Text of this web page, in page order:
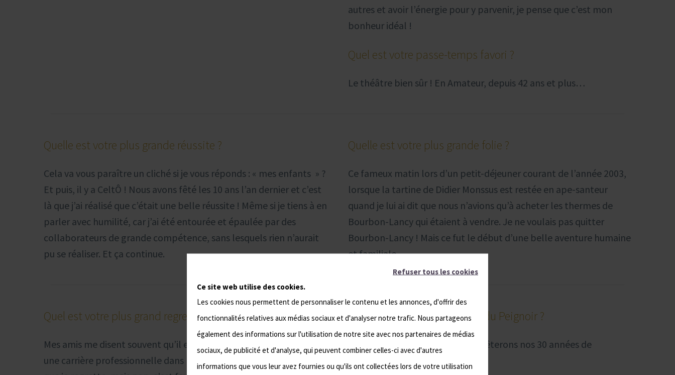
Refuser tous les cookies
Ce site web utilise des cookies.
Les cookies nous permettent de personnaliser le contenu et les annonces, d'offrir des
fonctionnalités relatives aux médias sociaux et d'analyser notre trafic. Nous partageons
également des informations sur l'utilisation de notre site avec nos partenaires de médias
sociaux, de publicité et d'analyse, qui peuvent combiner celles-ci avec d'autres
informations que vous leur avez fournies ou qu'ils ont collectées lors de votre utilisation
autres et avoir l’énergie pour y parvenir, je pense que c’est mon
bonheur idéal !
Quel est votre passe-temps favori ?
Le théâtre bien sûr ! En Amateur, depuis 42 ans et plus…
Quelle est votre plus grande réussite ?
Cela va vous paraître un cliché si je vous réponds : « mes enfants » ?
Et puis, il y a CeltÔ ! Nous avons fêté les 10 ans l’an dernier et c’est
là que j’ai réalisé que c’était une belle réussite ! Même si je tiens à en
parler avec humilité, car j’ai été entourée et épaulée par des
collaborateurs de grande compétence, sans lesquels rien n’aurait
pu se réaliser. Et ça continue.
Quelle est votre plus grande folie ?
Ce fameux matin lors d’un petit-déjeuner courant de l’année 2003,
lorsque la tartine de Didier Monssus est restée en ape-santeur
quand je lui ai dit que nous n’avions qu’à acheter les thermes de
Bourbon-Lancy qui étaient à vendre. Je ne voulais pas quitter
Bourbon-Lancy ! Mais ce fut le début d’une belle aventure humaine
et familiale.
Quel est votre plus grand regret ?
Mes amis me disent souvent qu’il est dommage que je n’ai pas fait
une carrière professionnelle dans le théâtre. Beaucoup pensent
En quoi êtes-vous une Accro du Peignoir ?
En 2019, Didier Monssus et moi, fêterons nos 30 années de
thermalisme à Bourbon-Lancy.